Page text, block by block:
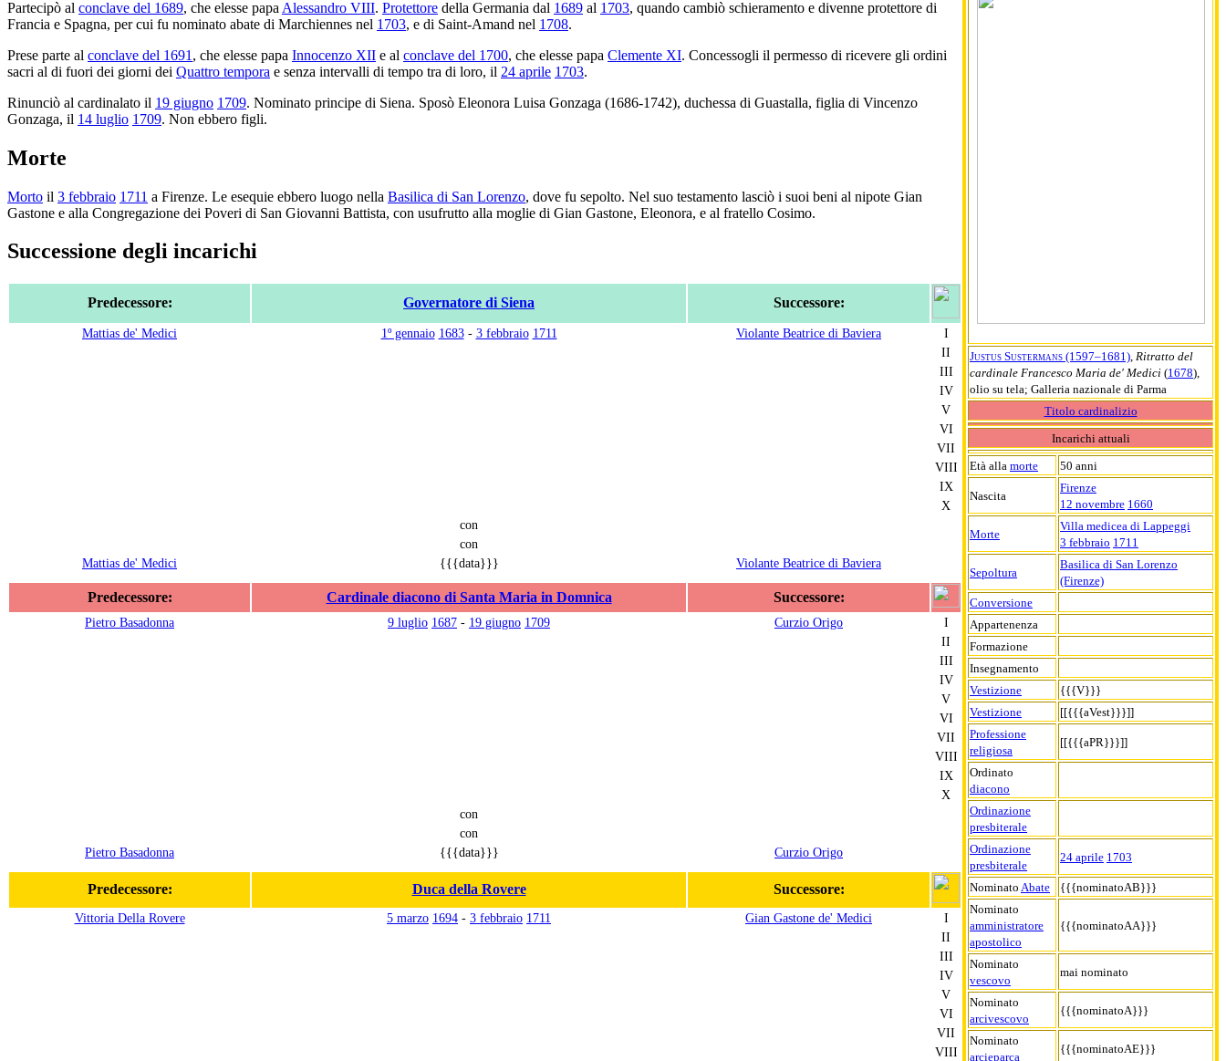
Justus Sustermans (1597–1681), Ritratto del
cardinale Francesco Maria de' Medici (1678),
olio su tela; Galleria nazionale di Parma
Titolo cardinalizio
Incarichi attuali
Età alla morte 50 anni
Nascita
Firenze
12 novembre 1660
Morte
Villa medicea di Lappeggi
3 febbraio 1711
Sepoltura
Basilica di San Lorenzo
(Firenze)
Conversione
Appartenenza
Formazione
Insegnamento
Vestizione
{{{V}}}
Vestizione
[[{{{aVest}}}]]
Professione
religiosa
[[{{{aPR}}}]]
Ordinato
diacono
Ordinazione
presbiterale
Ordinazione
presbiterale
24 aprile 1703
Nominato Abate
{{{nominatoAB}}}
Nominato
amministratore
apostolico
{{{nominatoAA}}}
Nominato
vescovo
mai nominato
Nominato
arcivescovo
{{{nominatoA}}}
Nominato
arcieparca
{{{nominatoAE}}}
Partecipò al conclave del 1689, che elesse papa Alessandro VIII. Protettore della Germania dal 1689 al 1703, quando cambiò schieramento e divenne protettore di
Francia e Spagna, per cui fu nominato abate di Marchiennes nel 1703, e di Saint-Amand nel 1708.
Prese parte al conclave del 1691 , che elesse papa Innocenzo XII e al conclave del 1700, che elesse papa Clemente XI. Concessogli il permesso di ricevere gli ordini
sacri al di fuori dei giorni dei Quattro tempora e senza intervalli di tempo tra di loro, il 24 aprile 1703.
Rinunciò al cardinalato il 19 giugno 1709. Nominato principe di Siena. Sposò Eleonora Luisa Gonzaga (1686-1742), duchessa di Guastalla, figlia di Vincenzo
Gonzaga, il 14 luglio 1709. Non ebbero figli.
Morte
Morto il 3 febbraio 1711 a Firenze. Le esequie ebbero luogo nella Basilica di San Lorenzo, dove fu sepolto. Nel suo testamento lasciò i suoi beni al nipote Gian
Gastone e alla Congregazione dei Poveri di San Giovanni Battista, con usufrutto alla moglie di Gian Gastone, Eleonora, e al fratello Cosimo.
Successione degli incarichi
Predecessore: Governatore di Siena Successore:
Mattias de' Medici 1º gennaio 1683- 3 febbraio 1711 Violante Beatrice di Baviera
I
II
III
IV
V
VI
VII
VIII
IX
X
con
con
Mattias de' Medici
{{{data}}} Violante Beatrice di Baviera
Predecessore: Cardinale diacono di Santa Maria in Domnica Successore:
Pietro Basadonna 9 luglio 1687 - 19 giugno 1709 Curzio Origo
I
II
III
IV
V
VI
VII
VIII
IX
X
con
con
Pietro Basadonna
{{{data}}} Curzio Origo
Predecessore: Duca della Rovere Successore:
Vittoria Della Rovere 5 marzo 1694 - 3 febbraio 1711 Gian Gastone de' Medici
I
II
III
IV
V
VI
VII
VIII